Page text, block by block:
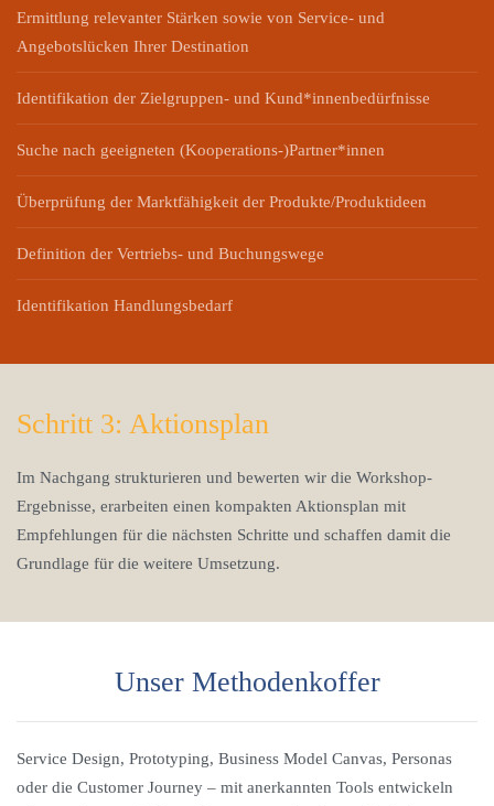
Ermittlung relevanter Stärken sowie von Service- und
Angebotslücken Ihrer Destination
Identifikation der Zielgruppen- und Kund*innenbedürfnisse
Suche nach geeigneten (Kooperations-)Partner*innen
Überprüfung der Marktfähigkeit der Produkte/Produktideen
Definition der Vertriebs- und Buchungswege
Identifikation Handlungsbedarf
Schritt 3: Aktionsplan
Im Nachgang strukturieren und bewerten wir die Workshop-
Ergebnisse, erarbeiten einen kompakten Aktionsplan mit
Empfehlungen für die nächsten Schritte und schaffen damit die
Grundlage für die weitere Umsetzung.
Unser Methodenkoffer
Service Design, Prototyping, Business Model Canvas, Personas
oder die Customer Journey – mit anerkannten Tools entwickeln